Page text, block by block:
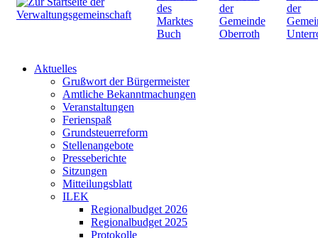
Aktuelles
Grußwort der Bürgermeister
Amtliche Bekanntmachungen
Veranstaltungen
Ferienspaß
Grundsteuerreform
Stellenangebote
Presseberichte
Sitzungen
Mitteilungsblatt
ILEK
Regionalbudget 2026
Regionalbudget 2025
Protokolle